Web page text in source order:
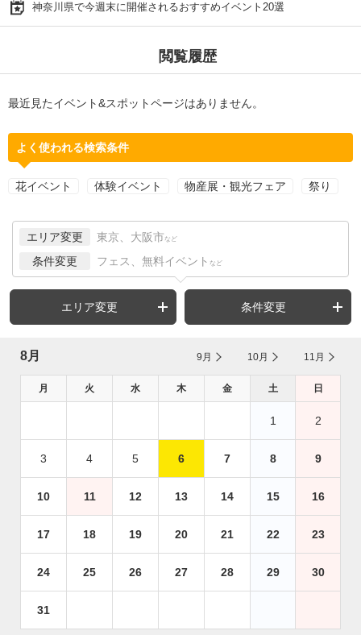
神奈川県で今週末に開催されるおすすめイベント20選
閲覧履歴
最近見たイベント&スポットページはありません。
よく使われる検索条件
花イベント 体験イベント 物産展・観光フェア 祭り
エリア変更 東京、大阪市 など
条件変更 フェス、無料イベント など
エリア変更 条件変更
8月 9月 10月 11月
月 火 水 木 金 土 日
1 2
3 4 5 6 7 8 9
10 11 12 13 14 15 16
17 18 19 20 21 22 23
24 25 26 27 28 29 30
31